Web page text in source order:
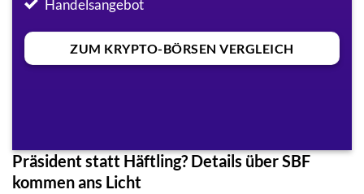
Handelsangebot
ZUM KRYPTO-BÖRSEN VERGLEICH
Präsident statt Häftling? Details über SBF
kommen ans Licht